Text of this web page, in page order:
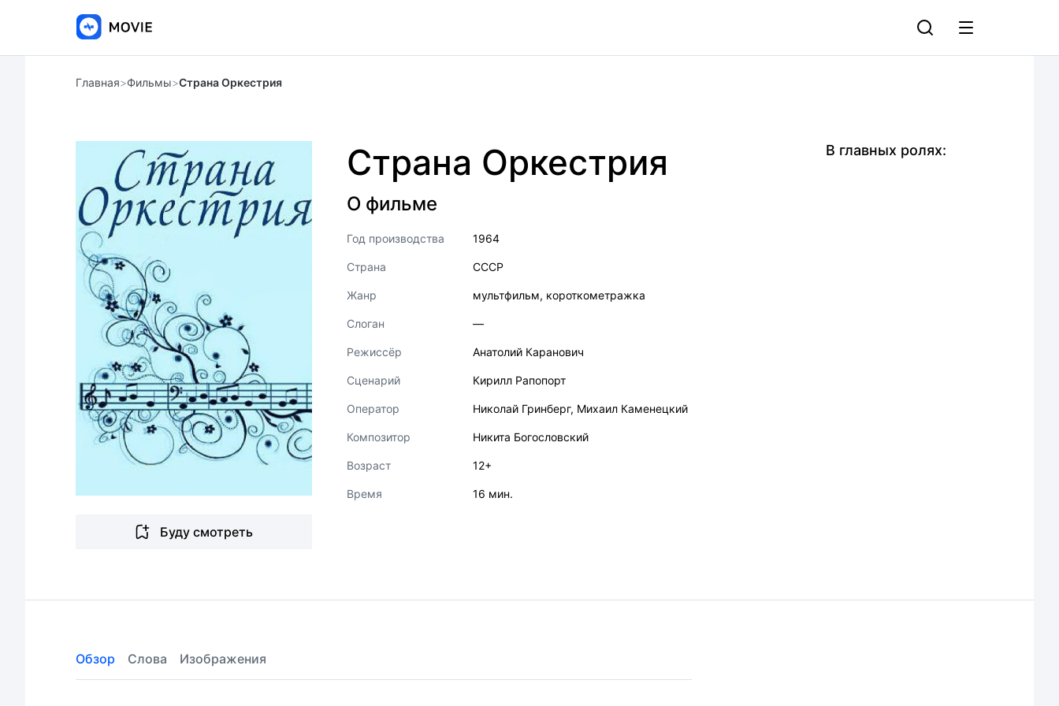
Главная>Фильмы>Страна Оркестрия
Буду смотреть
Страна Оркестрия
О фильме
Год производства 1964
Страна СССР
Жанр мультфильм, короткометражка
Слоган —
Режиссёр Анатолий Каранович
Сценарий Кирилл Рапопорт
Оператор Николай Гринберг, Михаил Каменецкий
Композитор Никита Богословский
Возраст 12+
Время 16 мин.
В главных ролях:
Обзор Слова Изображения